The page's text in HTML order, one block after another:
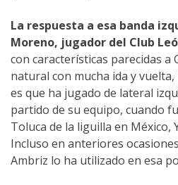
La respuesta a esa banda
Moreno, jugador del Club
con características parecidas a
natural con mucha ida y
es que ha jugado de lateral
partido de su equipo, cuando
Toluca de la liguilla en México,
Incluso en anteriores
Ambriz lo ha utilizado en esa